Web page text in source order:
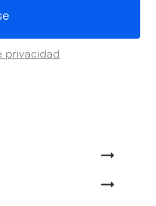
privacidad